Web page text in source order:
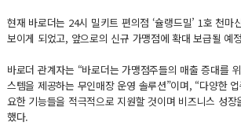
현재 바로더는 24시 밀키트 편의점 ‘슐랭드밀’ 1호 천마
보이게 되었고, 앞으로의 신규 가맹점에 확대 보급될 예
바로더 관계자는 “바로더는 가맹점주들의 매출 증대를
스템을 제공하는 무인매장 운영 솔루션”이며, “다양한
요한 기능들을 적극적으로 지원할 것이며 비즈니스 성
했다.